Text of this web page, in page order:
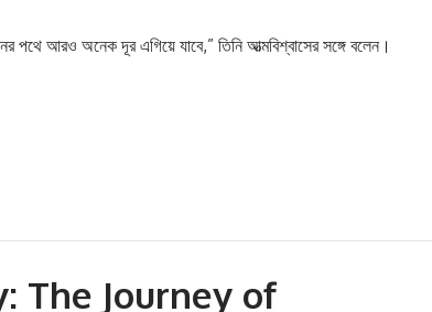
পথে আরও অনেক দূর এগিয়ে যাবে,” তিনি আত্মবিশ্বাসের সঙ্গে বলেন।
The Journey of